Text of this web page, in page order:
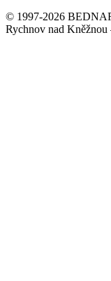
© 1997-2026
Rychnov nad Kněžnou